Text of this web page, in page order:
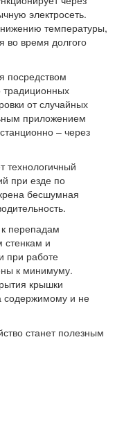
электросеть.
температуры,
во время долгого
посредством
от случайных
приложением
– через
технологичный
при езде по
бесшумная
перепадам
стенкам и
при работе
к минимуму.
крышки
содержимому и не
станет полезным